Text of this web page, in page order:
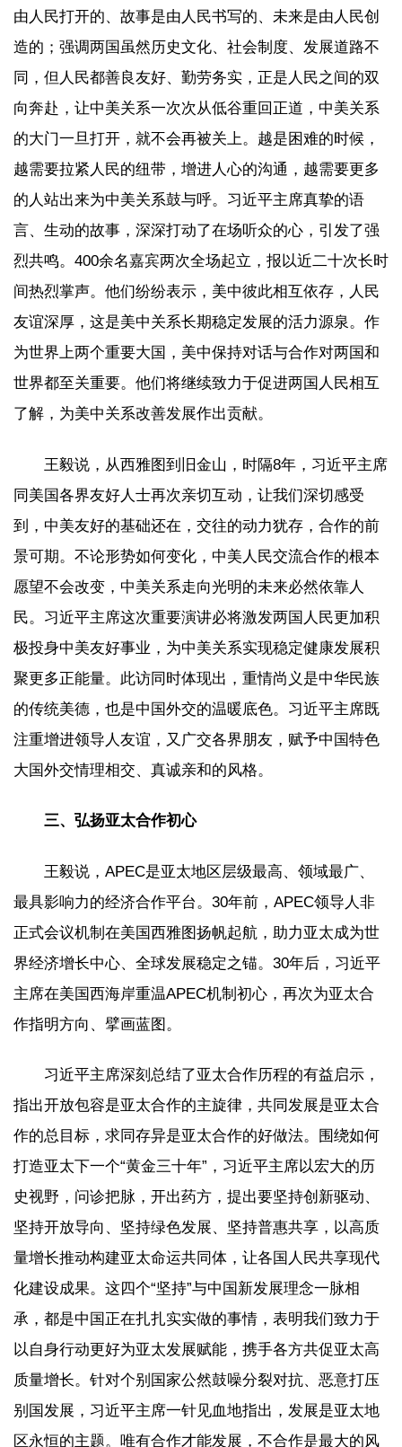
由人民打开的、故事是由人民书写的、未来是由人民创
造的；强调两国虽然历史文化、社会制度、发展道路不
同，但人民都善良友好、勤劳务实，正是人民之间的双
向奔赴，让中美关系一次次从低谷重回正道，中美关系
的大门一旦打开，就不会再被关上。越是困难的时候，
越需要拉紧人民的纽带，增进人心的沟通，越需要更多
的人站出来为中美关系鼓与呼。习近平主席真挚的语
言、生动的故事，深深打动了在场听众的心，引发了强
烈共鸣。400余名嘉宾两次全场起立，报以近二十次长时
间热烈掌声。他们纷纷表示，美中彼此相互依存，人民
友谊深厚，这是美中关系长期稳定发展的活力源泉。作
为世界上两个重要大国，美中保持对话与合作对两国和
世界都至关重要。他们将继续致力于促进两国人民相互
了解，为美中关系改善发展作出贡献。
王毅说，从西雅图到旧金山，时隔8年，习近平主席
同美国各界友好人士再次亲切互动，让我们深切感受
到，中美友好的基础还在，交往的动力犹存，合作的前
景可期。不论形势如何变化，中美人民交流合作的根本
愿望不会改变，中美关系走向光明的未来必然依靠人
民。习近平主席这次重要演讲必将激发两国人民更加积
极投身中美友好事业，为中美关系实现稳定健康发展积
聚更多正能量。此访同时体现出，重情尚义是中华民族
的传统美德，也是中国外交的温暖底色。习近平主席既
注重增进领导人友谊，又广交各界朋友，赋予中国特色
大国外交情理相交、真诚亲和的风格。
三、弘扬亚太合作初心
王毅说，APEC是亚太地区层级最高、领域最广、
最具影响力的经济合作平台。30年前，APEC领导人非
正式会议机制在美国西雅图扬帆起航，助力亚太成为世
界经济增长中心、全球发展稳定之锚。30年后，习近平
主席在美国西海岸重温APEC机制初心，再次为亚太合
作指明方向、擘画蓝图。
习近平主席深刻总结了亚太合作历程的有益启示，
指出开放包容是亚太合作的主旋律，共同发展是亚太合
作的总目标，求同存异是亚太合作的好做法。围绕如何
打造亚太下一个“黄金三十年”，习近平主席以宏大的历
史视野，问诊把脉，开出药方，提出要坚持创新驱动、
坚持开放导向、坚持绿色发展、坚持普惠共享，以高质
量增长推动构建亚太命运共同体，让各国人民共享现代
化建设成果。这四个“坚持”与中国新发展理念一脉相
承，都是中国正在扎扎实实做的事情，表明我们致力于
以自身行动更好为亚太发展赋能，携手各方共促亚太高
质量增长。针对个别国家公然鼓噪分裂对抗、恶意打压
别国发展，习近平主席一针见血地指出，发展是亚太地
区永恒的主题。唯有合作才能发展，不合作是最大的风